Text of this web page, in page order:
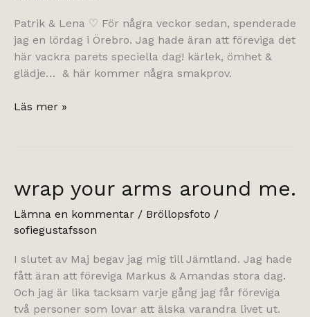
Patrik & Lena ♡ För några veckor sedan, spenderade
jag en lördag i Örebro. Jag hade äran att föreviga det
här vackra parets speciella dag! kärlek, ömhet &
glädje… & här kommer några smakprov.
I’m
with
arms.
Läs mer »
wrap your arms around me.
Lämna en kommentar / Bröllopsfoto /
sofiegustafsson
I slutet av Maj begav jag mig till Jämtland. Jag hade
fått äran att föreviga Markus & Amandas stora dag.
Och jag är lika tacksam varje gång jag får föreviga
två personer som lovar att älska varandra livet ut.